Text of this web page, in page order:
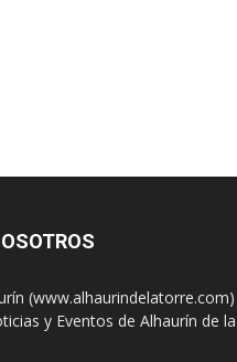
y Eventos de Alhaurín de